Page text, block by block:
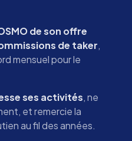
de son offre
de taker,
mensuel pour le
ses activités, ne
et remercie la
au fil des années.